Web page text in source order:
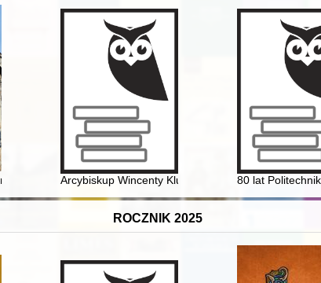
Polish "sea"Arcybiskup Wincenty Kluczyński (1847-1917) i jego
80 lat
ROCZNIK 2025